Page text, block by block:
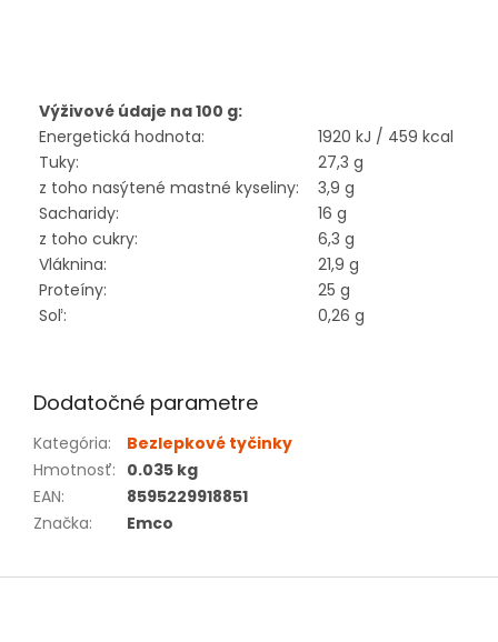
Výživové údaje na 100 g:
Energetická hodnota:
1920 kJ / 459 kcal
Tuky:
27,3 g
z toho nasýtené mastné kyseliny:
3,9 g
Sacharidy:
16 g
z toho cukry:
6,3 g
Vláknina:
21,9 g
Proteíny:
25 g
Soľ:
0,26 g
Dodatočné parametre
Kategória:
Bezlepkové tyčinky
Hmotnosť: 0.035 kg
EAN:
8595229918851
Značka: Emco
Z